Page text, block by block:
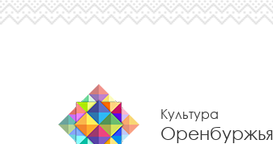
Культура
Оренбуржья